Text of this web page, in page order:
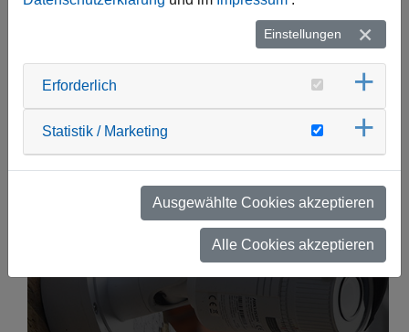
VIDEOÜBERWACHUNG
Einstellungen
Erforderlich
Statistik / Marketing
Ausgewählte Cookies akzeptieren
Alle Cookies akzeptieren